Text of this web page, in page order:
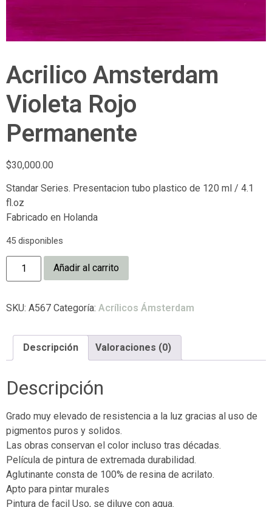
Acrilico Amsterdam
Violeta Rojo
Permanente
$30,000.00
Standar Series. Presentacion tubo plastico de 120 ml / 4.1
fl.oz
Fabricado en Holanda
45 disponibles
Añadir al carrito
SKU: A567 Categoría: Acrílicos Ámsterdam
Descripción Valoraciones (0)
Descripción
Grado muy elevado de resistencia a la luz gracias al uso de
pigmentos puros y solidos.
Las obras conservan el color incluso tras décadas.
Película de pintura de extremada durabilidad.
Aglutinante consta de 100% de resina de acrilato.
Apto para pintar murales
Pintura de facil Uso, se diluye con agua.